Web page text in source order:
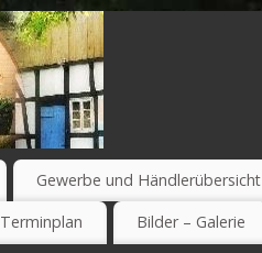
Gewerbe und Händlerübersicht
Terminplan Bilder – Galerie